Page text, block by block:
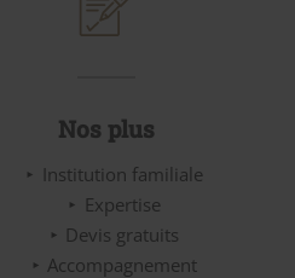
Nos plus
Institution familiale
Expertise
Devis gratuits
Accompagnement